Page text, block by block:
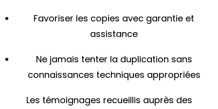
Favoriser les copies avec garantie et
assistance
Ne jamais tenter la duplication sans
connaissances techniques appropriées
Les témoignages recueillis auprès des